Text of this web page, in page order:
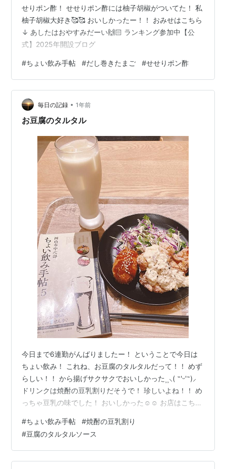
せりポン酢！ せせりポン酢には柚子胡椒がついてた！ 私
柚子胡椒大好き🥰🥰 おいしかったー！！ おみせはこちら
↓ あしたはおやすみだーい🙌🏻 ランキング参加中【公
式】2025年開設ブログ
#ちょい飲み手帖 #だし巻きたまご #せせりポン酢
毎日の記録 • 1年前
お豆腐のタルタル
今日まで6連勤がんばりましたー！ ということで今日は
ちょい飲み！ これね、お豆腐のタルタルだって！！ めず
らしい！！ から揚げサクサクでおいしかった⸒⸒⸜( ˶'ᵕ'˶)⸝
ドリンクは焼酎の豆乳割りだそうで！ 珍しいよね！！ め
っちゃ豆乳の味でした！ おいしかった☺️☺️ お店はこちら
キング参加中【公式】2025年開設ブログ
#ちょい飲み手帖 #焼酎の豆乳割り
#豆腐のタルタルソース